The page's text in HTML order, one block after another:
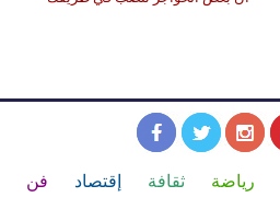
رياضة ثقافة إقتصاد فن